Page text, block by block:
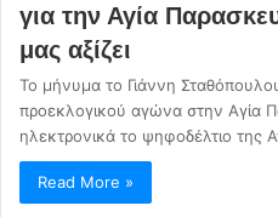
για την Αγία
μας αξίζει
Το μήνυμα το Γιάννη
προεκλογικού αγώνα στην Αγία
ηλεκτρονικά το ψηφοδέλτιο της
Read More »